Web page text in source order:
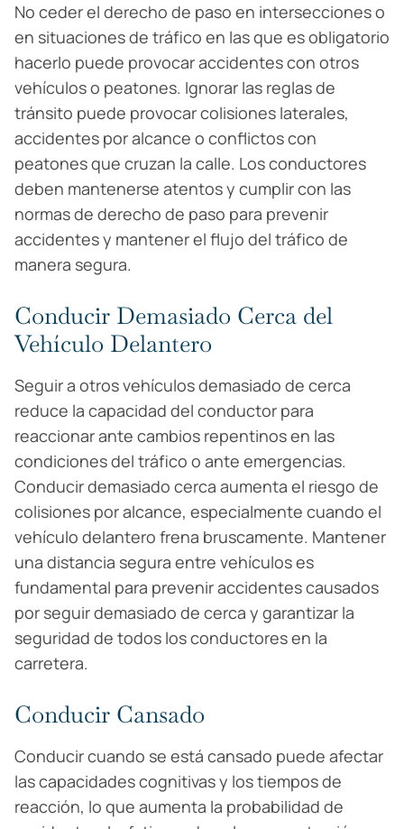
No ceder el derecho de paso en intersecciones o
en situaciones de tráfico en las que es obligatorio
hacerlo puede provocar accidentes con otros
vehículos o peatones. Ignorar las reglas de
tránsito puede provocar colisiones laterales,
accidentes por alcance o conflictos con
peatones que cruzan la calle. Los conductores
deben mantenerse atentos y cumplir con las
normas de derecho de paso para prevenir
accidentes y mantener el flujo del tráfico de
manera segura.
Conducir Demasiado Cerca del
Vehículo Delantero
Seguir a otros vehículos demasiado de cerca
reduce la capacidad del conductor para
reaccionar ante cambios repentinos en las
condiciones del tráfico o ante emergencias.
Conducir demasiado cerca aumenta el riesgo de
colisiones por alcance, especialmente cuando el
vehículo delantero frena bruscamente. Mantener
una distancia segura entre vehículos es
fundamental para prevenir accidentes causados
por seguir demasiado de cerca y garantizar la
seguridad de todos los conductores en la
carretera.
Conducir Cansado
Conducir cuando se está cansado puede afectar
las capacidades cognitivas y los tiempos de
reacción, lo que aumenta la probabilidad de